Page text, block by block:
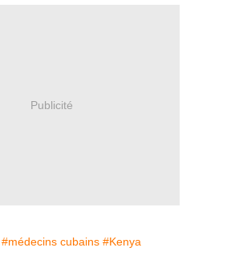
Publicité
#médecins cubains #Kenya